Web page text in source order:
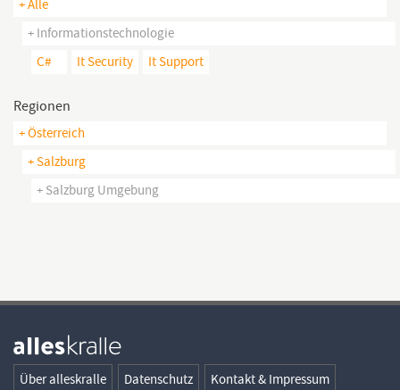
+ Alle
+ Informationstechnologie
C#
It Security It Support
Regionen
+ Österreich
+ Salzburg
+ Salzburg Umgebung
Über alleskralle Datenschutz Kontakt & Impressum